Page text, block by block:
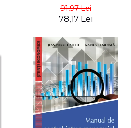
91,97 Lei
78,17 Lei